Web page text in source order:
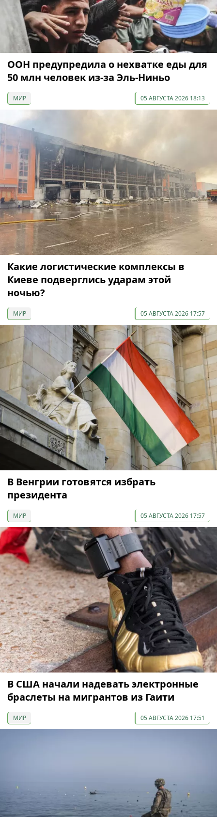
ООН предупредила о нехватке еды для
50 млн человек из-за Эль-Ниньо
МИР 05 АВГУСТА 2026 18:13
Какие логистические комплексы в
Киеве подверглись ударам этой
ночью?
МИР 05 АВГУСТА 2026 17:57
В Венгрии готовятся избрать
президента
МИР 05 АВГУСТА 2026 17:57
В США начали надевать электронные
браслеты на мигрантов из Гаити
МИР 05 АВГУСТА 2026 17:51